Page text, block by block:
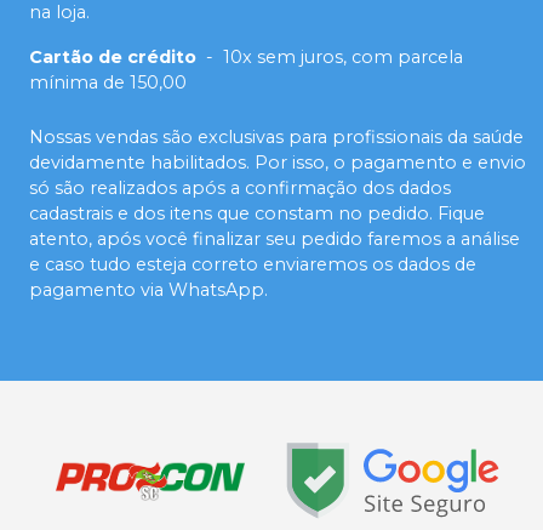
na loja.
Cartão de crédito - 10x sem juros, com parcela
mínima de 150,00
Nossas vendas são exclusivas para profissionais da saúde
devidamente habilitados. Por isso, o pagamento e envio
só são realizados após a confirmação dos dados
cadastrais e dos itens que constam no pedido. Fique
atento, após você finalizar seu pedido faremos a análise
e caso tudo esteja correto enviaremos os dados de
pagamento via WhatsApp.